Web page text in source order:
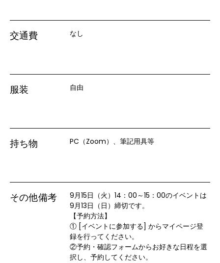
交通費 なし
服装 自由
持ち物 PC（Zoom）、筆記用具等
その他備考
9月15日（火）14：00～15：00のイベントは
9月13日（日）締切です。
【予約方法】
① [イベントに参加する] からマイページ登
録を行ってください。
②予約・確認フォームからお好きな日程を選
択し、予約してください。